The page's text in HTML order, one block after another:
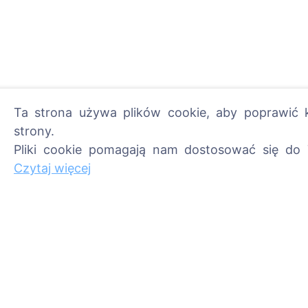
Zapal cyfrową świecę -
Ta strona używa plików cookie, aby poprawić
strony.
Pliki cookie pomagają nam dostosować się
Czytaj więcej